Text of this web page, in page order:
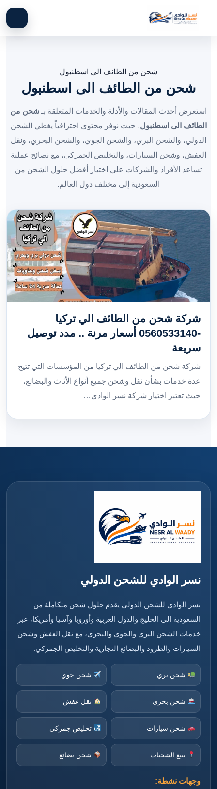
شحن من الطائف الى اسطنبول
شحن من الطائف الى اسطنبول
استعرض أحدث المقالات والأدلة والخدمات المتعلقة بـ شحن من
الطائف الى اسطنبول، حيث نوفر محتوى احترافياً يغطي الشحن
الدولي، والشحن البري، والشحن الجوي، والشحن البحري، ونقل
العفش، وشحن السيارات، والتخليص الجمركي، مع نصائح عملية
تساعد الأفراد والشركات على اختيار أفضل حلول الشحن من
السعودية إلى مختلف دول العالم.
شركة شحن من الطائف الي تركيا
-0560533140 أسعار مرنة .. مدد توصيل
سريعة
شركة شحن من الطائف الي تركيا من المؤسسات التي تتيح
عدة خدمات بشأن نقل وشحن جميع أنواع الأثاث والبضائع،
حيث تعتبر اختيار شركة نسر الوادي…
نسر الوادي للشحن الدولي
نسر الوادي للشحن الدولي يقدم حلول شحن متكاملة من
السعودية إلى الخليج والدول العربية وأوروبا وآسيا وأمريكا، عبر
خدمات الشحن البري والجوي والبحري، مع نقل العفش وشحن
السيارات والطرود والبضائع التجارية والتخليص الجمركي.
شحن بري شحن جوي
شحن بحري نقل عفش
شحن سيارات تخليص جمركي
تتبع الشحنات شحن بضائع
وجهات نشطة: